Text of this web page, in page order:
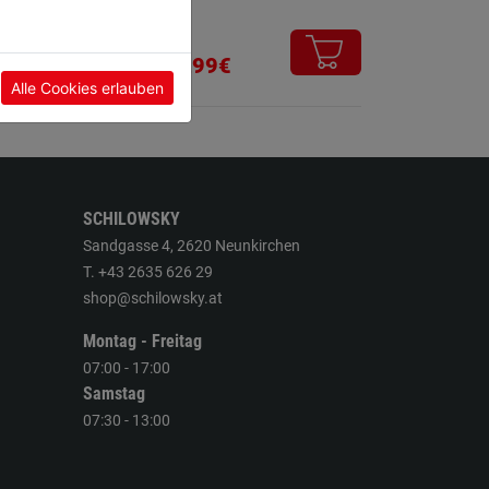
99,99€
SCHILOWSKY
Sandgasse 4, 2620 Neunkirchen
T. +43 2635 626 29
shop@schilowsky.at
Montag - Freitag
07:00 - 17:00
Samstag
07:30 - 13:00
Alle Cookies erlauben